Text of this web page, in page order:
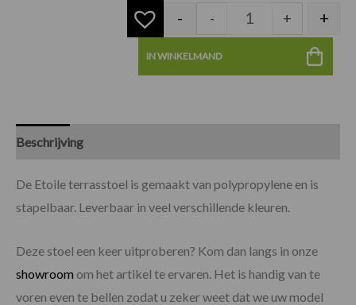
- - + +
IN WINKELMAND
Beschrijving
De Etoile terrasstoel is gemaakt van polypropylene en is
stapelbaar. Leverbaar in veel verschillende kleuren.
Deze stoel een keer uitproberen? Kom dan langs in onze
showroom om het artikel te ervaren. Het is handig van te
voren even te bellen zodat u zeker weet dat we uw model